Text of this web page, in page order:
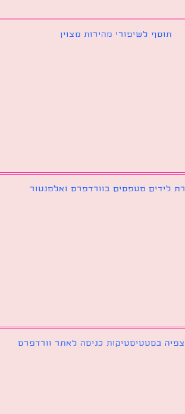
לשיפורי מהירות מצוין
מטפסים בוורדפרס ואלמנטור
כניסה לאתר וורדפרס